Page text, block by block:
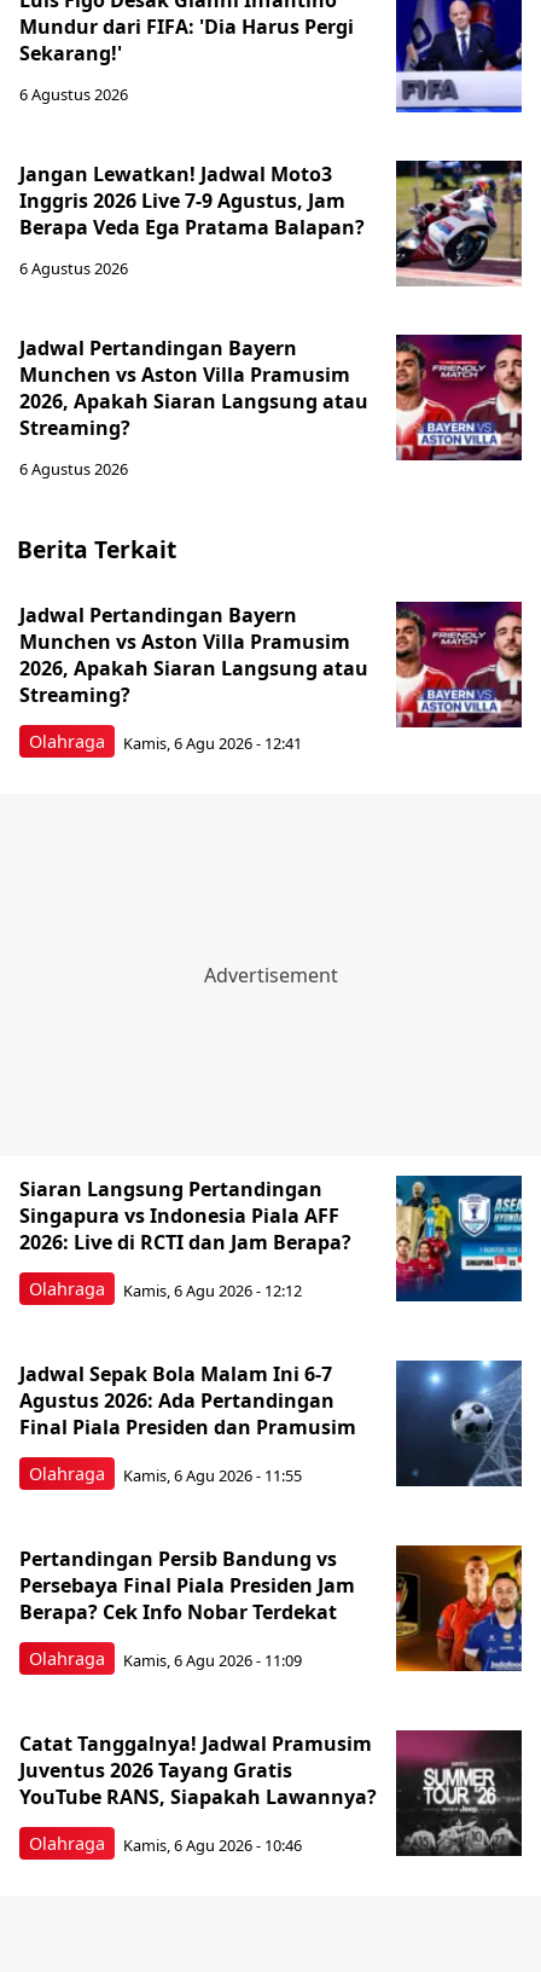
Mundur dari FIFA: 'Dia Harus Pergi
Sekarang!'
6 Agustus 2026
Jangan Lewatkan! Jadwal Moto3
Inggris 2026 Live 7-9 Agustus, Jam
Berapa Veda Ega Pratama Balapan?
6 Agustus 2026
Jadwal Pertandingan Bayern
Munchen vs Aston Villa Pramusim
2026, Apakah Siaran Langsung atau
Streaming?
6 Agustus 2026
Berita Terkait
Olahraga
Jadwal Pertandingan Bayern
Munchen vs Aston Villa Pramusim
2026, Apakah Siaran Langsung atau
Streaming?
Kamis, 6 Agu 2026 - 12:41
Olahraga
Siaran Langsung Pertandingan
Singapura vs Indonesia Piala AFF
2026: Live di RCTI dan Jam Berapa?
Kamis, 6 Agu 2026 - 12:12
Olahraga
Jadwal Sepak Bola Malam Ini 6-7
Agustus 2026: Ada Pertandingan
Final Piala Presiden dan Pramusim
Kamis, 6 Agu 2026 - 11:55
Olahraga
Pertandingan Persib Bandung vs
Persebaya Final Piala Presiden Jam
Berapa? Cek Info Nobar Terdekat
Kamis, 6 Agu 2026 - 11:09
Olahraga
Catat Tanggalnya! Jadwal Pramusim
Juventus 2026 Tayang Gratis
YouTube RANS, Siapakah Lawannya?
Kamis, 6 Agu 2026 - 10:46